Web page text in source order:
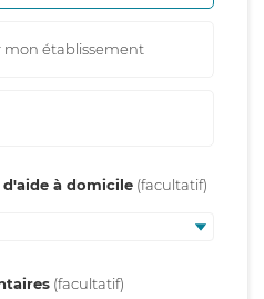
mon établissement
à domicile